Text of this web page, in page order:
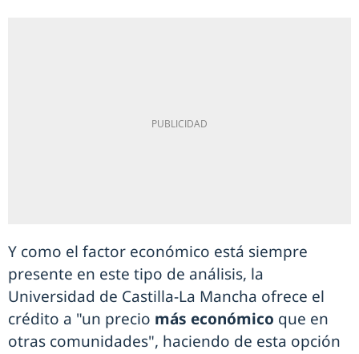
Y como el factor económico está siempre
presente en este tipo de análisis, la
Universidad de Castilla-La Mancha ofrece el
crédito a "un precio más económico que en
otras comunidades", haciendo de esta opción